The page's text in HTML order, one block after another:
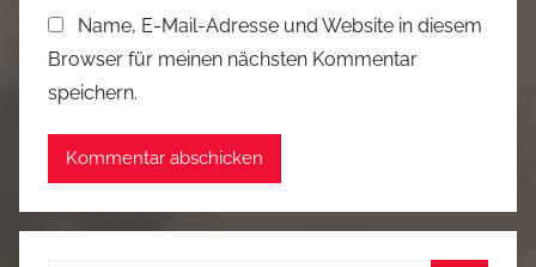
Name, E-Mail-Adresse und Website in diesem
Browser für meinen nächsten Kommentar
speichern.